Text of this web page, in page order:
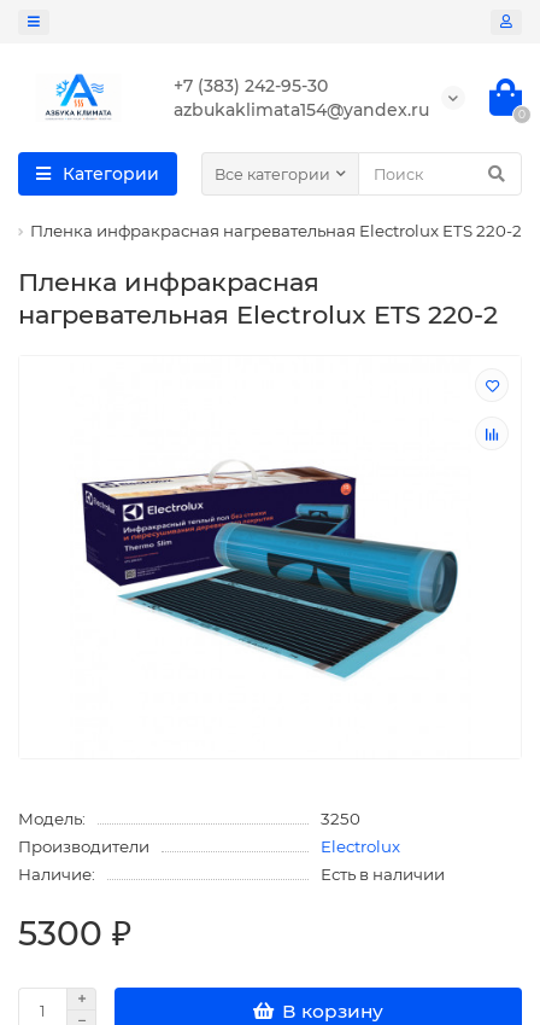
+7 (383) 242-95-30
azbukaklimata154@yandex.ru
0
Категории Все категории
Пленка инфракрасная нагревательная Electrolux ETS 220-2
Пленка инфракрасная
нагревательная Electrolux ETS 220-2
Модель:
3250
Производители
Electrolux
Наличие:
Есть в наличии
5300 ₽
В корзину